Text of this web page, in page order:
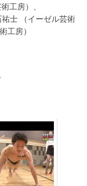
工房）、
祐士 （イーゼル芸術
工房）